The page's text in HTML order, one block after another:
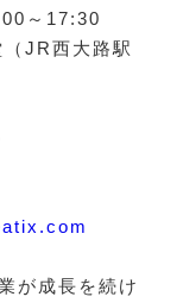
～17:30
JR西大路駅
が成長を続け